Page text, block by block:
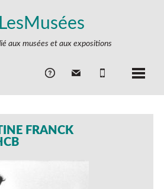
aux musées et aux expositions
FRANCK